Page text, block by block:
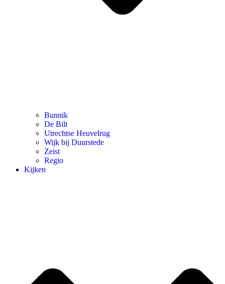
Bunnik
De Bilt
Utrechtse Heuvelrug
Wijk bij Duurstede
Zeist
Regio
Kijken